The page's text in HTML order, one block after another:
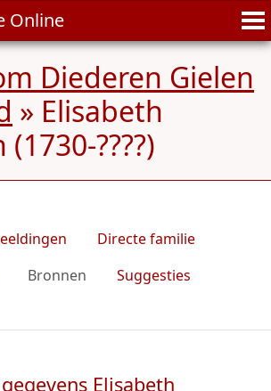
Online
Diederen Gielen
» Elisabeth
????)
Directe familie
Bronnen
Suggesties
Elisabeth